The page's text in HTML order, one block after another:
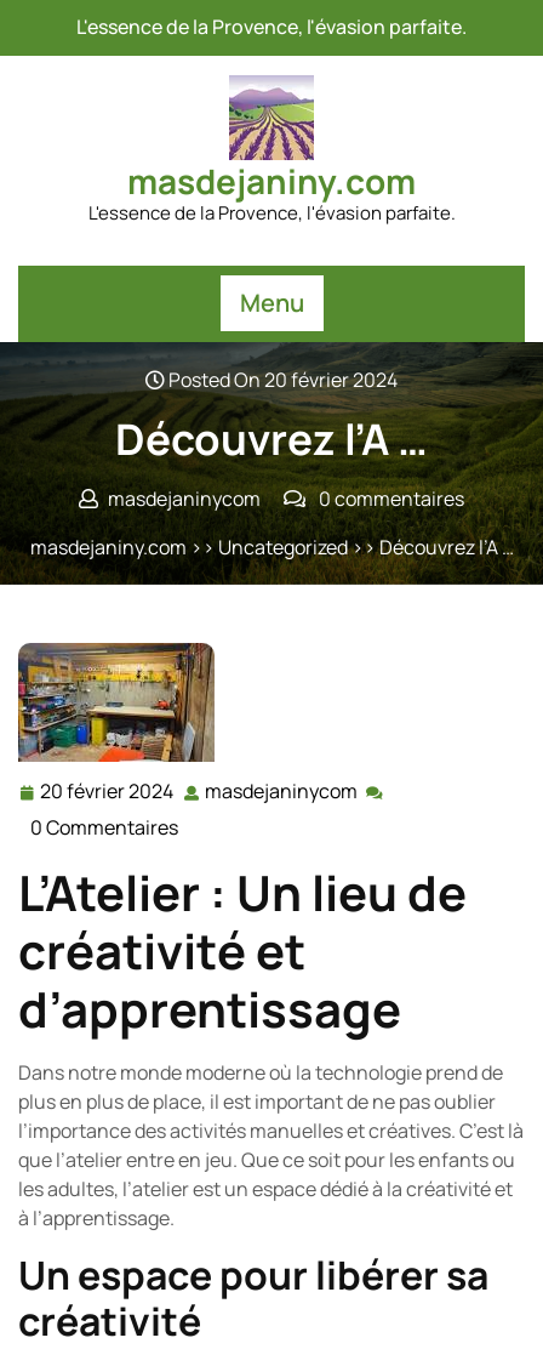
L'essence de la Provence, l'évasion parfaite.
masdejaniny.com
L'essence de la Provence, l'évasion parfaite.
Menu
Posted On 20 février 2024
Découvrez l’A …
masdejaninycom
0 commentaires
masdejaniny.com>>Uncategorized>> Découvrez l’A …
20 février 2024 20
février
masdejaninycom masdejaninycom
0 Commentaires
L’Atelier : Un lieu de
créativité et
d’apprentissage
Dans notre monde moderne où la technologie prend de
plus en plus de place, il est important de ne pas oublier
l’importance des activités manuelles et créatives. C’est là
que l’atelier entre en jeu. Que ce soit pour les enfants ou
les adultes, l’atelier est un espace dédié à la créativité et
à l’apprentissage.
Un espace pour libérer sa
créativité